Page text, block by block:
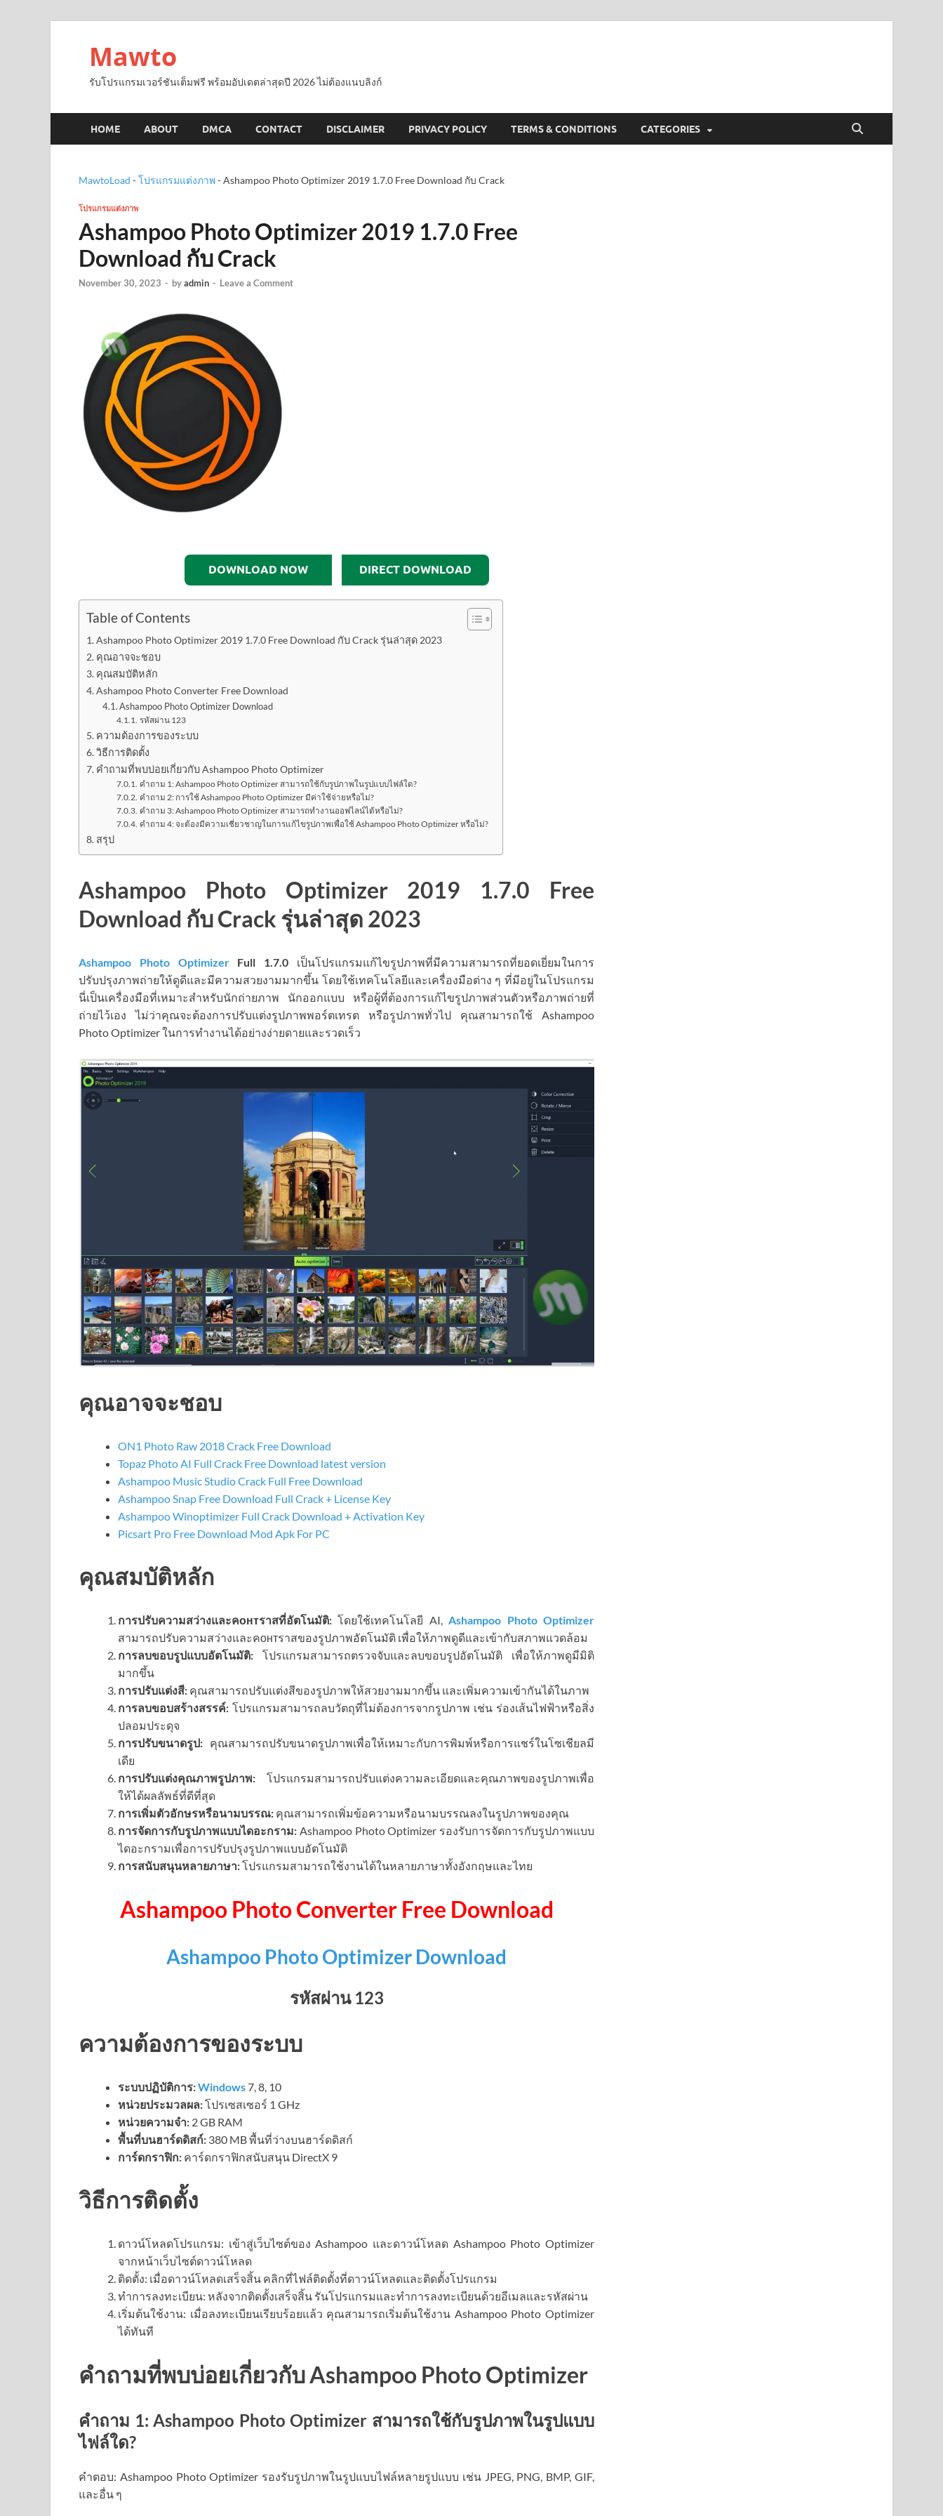
Mawto
รับโปรแกรมเวอร์ชันเต็มฟรี พร้อมอัปเดตล่าสุดปี 2026 ไม่ต้องแนบลิงก์
HOME ABOUT DMCA CONTACT DISCLAIMER PRIVACY POLICY TERMS & CONDITIONS CATEGORIES
MawtoLoad -โปรแกรมแต่งภาพ-Ashampoo Photo Optimizer 2019 1.7.0 Free Download กับ Crack
โปรแกรมแต่งภาพ
Ashampoo Photo Optimizer 2019 1.7.0 Free
Download กับ Crack
November 30, 2023 - byadmin - Leave a Comment
DOWNLOAD NOW DIRECT DOWNLOAD
Table of Contents
Ashampoo Photo Optimizer 2019 1.7.0 Free Download กับ Crack รุ่นล่าสุด 2023
คุณอาจจะชอบ
คุณสมบัติหลัก
Ashampoo Photo Converter Free Download
Ashampoo Photo Optimizer Download
รหัสผ่าน 123
ความต้องการของระบบ
วิธีการติดตั้ง
คำถามที่พบบ่อยเกี่ยวกับ Ashampoo Photo Optimizer
คำถาม 1: Ashampoo Photo Optimizer สามารถใช้กับรูปภาพในรูปแบบไฟล์ใด?
คำถาม 2: การใช้ Ashampoo Photo Optimizer มีค่าใช้จ่ายหรือไม่?
คำถาม 3: Ashampoo Photo Optimizer สามารถทำงานออฟไลน์ได้หรือไม่?
คำถาม 4: จะต้องมีความเชี่ยวชาญในการแก้ไขรูปภาพเพื่อใช้ Ashampoo Photo Optimizer หรือไม่?
สรุป
Ashampoo Photo Optimizer 2019 1.7.0 Free
Download กับ Crack รุ่นล่าสุด 2023
Ashampoo Photo OptimizerFull 1.7.0 เป็นโปรแกรมแก้ไขรูปภาพที่มีความสามารถที่ยอดเยี่ยมในการ
ปรับปรุงภาพถ่ายให้ดูดีและมีความสวยงามมากขึ้น โดยใช้เทคโนโลยีและเครื่องมือต่าง ๆ ที่มีอยู่ในโปรแกรม
นี่เป็นเครื่องมือที่เหมาะสำหรับนักถ่ายภาพ นักออกแบบ หรือผู้ที่ต้องการแก้ไขรูปภาพส่วนตัวหรือภาพถ่ายที่
ถ่ายไว้เอง ไม่ว่าคุณจะต้องการปรับแต่งรูปภาพพอร์ตเทรต หรือรูปภาพทั่วไป คุณสามารถใช้ Ashampoo
Photo Optimizer ในการทำงานได้อย่างง่ายดายและรวดเร็ว
คุณอาจจะชอบ
ON1 Photo Raw 2018 Crack Free Download
Topaz Photo AI Full Crack Free Download latest version
Ashampoo Music Studio Crack Full Free Download
Ashampoo Snap Free Download Full Crack + License Key
Ashampoo Winoptimizer Full Crack Download + Activation Key
Picsart Pro Free Download Mod Apk For PC
คุณสมบัติหลัก
การปรับความสว่างและคонтราสที่อัตโนมัติ: โดยใช้เทคโนโลยี AI,Ashampoo Photo Optimizer
สามารถปรับความสว่างและคонтราสของรูปภาพอัตโนมัติ เพื่อให้ภาพดูดีและเข้ากับสภาพแวดล้อม
การลบขอบรูปแบบอัตโนมัติ: โปรแกรมสามารถตรวจจับและลบขอบรูปอัตโนมัติ เพื่อให้ภาพดูมีมิติ
มากขึ้น
การปรับแต่งสี: คุณสามารถปรับแต่งสีของรูปภาพให้สวยงามมากขึ้น และเพิ่มความเข้ากันได้ในภาพ
การลบขอบสร้างสรรค์: โปรแกรมสามารถลบวัตถุที่ไม่ต้องการจากรูปภาพ เช่น ร่องเส้นไฟฟ้าหรือสิ่ง
ปลอมประดุจ
การปรับขนาดรูป: คุณสามารถปรับขนาดรูปภาพเพื่อให้เหมาะกับการพิมพ์หรือการแชร์ในโซเชียลมี
เดีย
การปรับแต่งคุณภาพรูปภาพ: โปรแกรมสามารถปรับแต่งความละเอียดและคุณภาพของรูปภาพเพื่อ
ให้ได้ผลลัพธ์ที่ดีที่สุด
การเพิ่มตัวอักษรหรือนามบรรณ: คุณสามารถเพิ่มข้อความหรือนามบรรณลงในรูปภาพของคุณ
การจัดการกับรูปภาพแบบไดอะกราม: Ashampoo Photo Optimizer รองรับการจัดการกับรูปภาพแบบ
ไดอะกรามเพื่อการปรับปรุงรูปภาพแบบอัตโนมัติ
การสนับสนุนหลายภาษา:โปรแกรมสามารถใช้งานได้ในหลายภาษาทั้งอังกฤษและไทย
Ashampoo Photo Converter Free Download
Ashampoo Photo Optimizer Download
รหัสผ่าน 123
ความต้องการของระบบ
ระบบปฏิบัติการ:Windows 7, 8, 10
หน่วยประมวลผล:โปรเซสเซอร์ 1 GHz
หน่วยความจำ: 2 GB RAM
พื้นที่บนฮาร์ดดิสก์: 380 MB พื้นที่ว่างบนฮาร์ดดิสก์
การ์ดกราฟิก: คาร์ดกราฟิกสนับสนุน DirectX 9
วิธีการติดตั้ง
ดาวน์โหลดโปรแกรม: เข้าสู่เว็บไซต์ของ Ashampoo และดาวน์โหลด Ashampoo Photo Optimizer
จากหน้าเว็บไซต์ดาวน์โหลด
ติดตั้ง: เมื่อดาวน์โหลดเสร็จสิ้น คลิกที่ไฟล์ติดตั้งที่ดาวน์โหลดและติดตั้งโปรแกรม
ทำการลงทะเบียน: หลังจากติดตั้งเสร็จสิ้น รันโปรแกรมและทำการลงทะเบียนด้วยอีเมลและรหัสผ่าน
เริ่มต้นใช้งาน: เมื่อลงทะเบียนเรียบร้อยแล้ว คุณสามารถเริ่มต้นใช้งาน Ashampoo Photo Optimizer
ได้ทันที
คำถามที่พบบ่อยเกี่ยวกับ Ashampoo Photo Optimizer
คำถาม 1: Ashampoo Photo Optimizer สามารถใช้กับรูปภาพในรูปแบบ
ไฟล์ใด?
คำตอบ: Ashampoo Photo Optimizer รองรับรูปภาพในรูปแบบไฟล์หลายรูปแบบ เช่น JPEG, PNG, BMP, GIF,
และอื่น ๆ